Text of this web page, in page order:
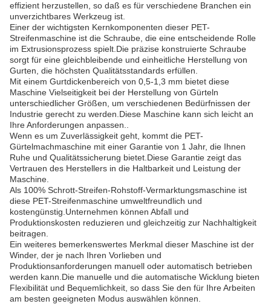
effizient herzustellen, so daß es für verschiedene Branchen ein
unverzichtbares Werkzeug ist.
Einer der wichtigsten Kernkomponenten dieser PET-
Streifenmaschine ist die Schraube, die eine entscheidende Rolle
im Extrusionsprozess spielt.Die präzise konstruierte Schraube
sorgt für eine gleichbleibende und einheitliche Herstellung von
Gurten, die höchsten Qualitätsstandards erfüllen.
Mit einem Gurtdickenbereich von 0,5-1,3 mm bietet diese
Maschine Vielseitigkeit bei der Herstellung von Gürteln
unterschiedlicher Größen, um verschiedenen Bedürfnissen der
Industrie gerecht zu werden.Diese Maschine kann sich leicht an
Ihre Anforderungen anpassen..
Wenn es um Zuverlässigkeit geht, kommt die PET-
Gürtelmachmaschine mit einer Garantie von 1 Jahr, die Ihnen
Ruhe und Qualitätssicherung bietet.Diese Garantie zeigt das
Vertrauen des Herstellers in die Haltbarkeit und Leistung der
Maschine.
Als 100% Schrott-Streifen-Rohstoff-Vermarktungsmaschine ist
diese PET-Streifenmaschine umweltfreundlich und
kostengünstig.Unternehmen können Abfall und
Produktionskosten reduzieren und gleichzeitig zur Nachhaltigkeit
beitragen.
Ein weiteres bemerkenswertes Merkmal dieser Maschine ist der
Winder, der je nach Ihren Vorlieben und
Produktionsanforderungen manuell oder automatisch betrieben
werden kann.Die manuelle und die automatische Wicklung bieten
Flexibilität und Bequemlichkeit, so dass Sie den für Ihre Arbeiten
am besten geeigneten Modus auswählen können.